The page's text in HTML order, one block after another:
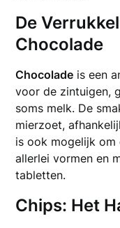
De
Chocolade
Chocolade is een
voor de zintuigen,
soms melk. De
mierzoet,
is ook mogelijk om
allerlei vormen en
tabletten.
Chips: Het